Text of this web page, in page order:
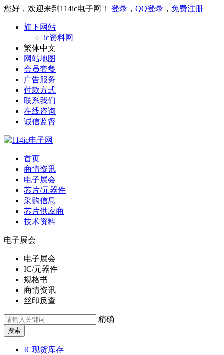
您好，欢迎来到114ic电子网！ 登录 ， QQ登录 ， 免费注册
旗下网站
ic资料网
繁体中文
网站地图
会员套餐
广告服务
付款方式
联系我们
在线咨询
诚信监督
首页
商情资讯
电子展会
芯片/元器件
采购信息
芯片供应商
技术资料
电子展会
电子展会
IC/元器件
规格书
商情资讯
丝印反查
精确
IC现货库存